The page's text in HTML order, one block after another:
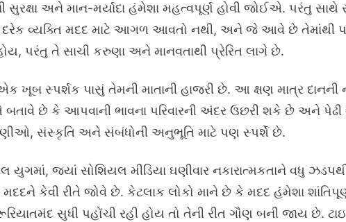
સુરક્ષા અને માન-મર્યાદા હંમેશા મહત્વપૂર્ણ હોવી જોઈએ.
દરેક વ્યક્તિ મદદ માટે આગળ આવતો નથી, અને જે આવે છે તેમાંથી
પરંતુ તે સાચી કરુણા અને માનવતાથી પ્રેરિત લાગે છે.
ખૂબ સ્પર્શક પાસું તેમની માતાની હાજરી છે. આ ક્ષણ માત્ર
બતાવે છે કે આપવાની ભાવના પરિવારની અંદર ઉછરી શકે છે અને
સંસ્કૃતિ અને સંબંધોની અનુભૂતિ માટે પણ સ્પર્શે છે.
યુગમાં, જ્યાં સોશિયલ મીડિયા ઘણીવાર નકારાત્મકતાને વધુ
મદદને કેવી રીતે જોવે છે. કેટલાક લોકો માને છે કે મદદ હંમેશા
સુધી પહોંચી રહી હોય તો તેની રીત ગૌણ બની જાય